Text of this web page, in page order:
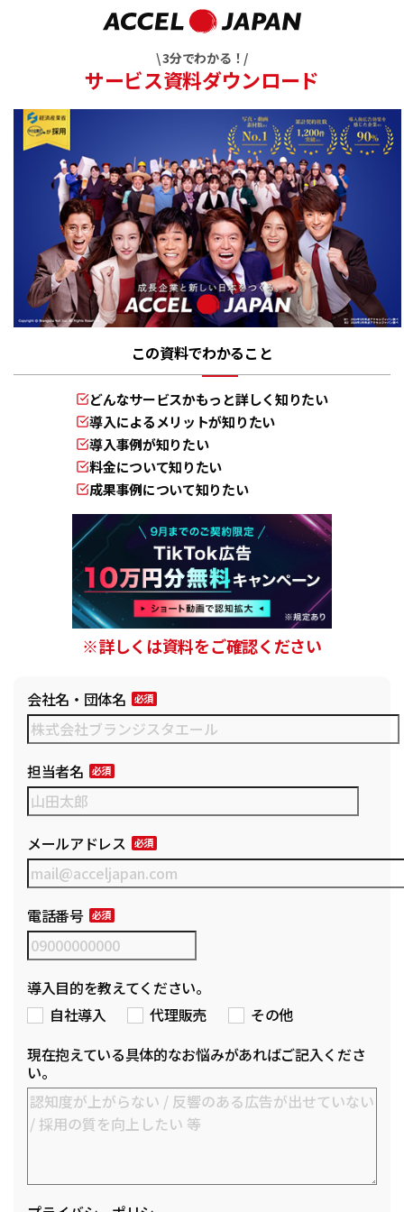
\ 3分でわかる！/
サービス資料ダウンロード
この資料でわかること
どんなサービスかもっと詳しく知りたい
導入によるメリットが知りたい
導入事例が知りたい
料金について知りたい
成果事例について知りたい
※詳しくは資料をご確認ください
会社名・団体名
担当者名
メールアドレス
電話番号
導入目的を教えてください。
自社導入
代理販売
その他
現在抱えている具体的なお悩みがあればご記入くださ
い。